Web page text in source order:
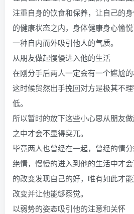
注重自身的饮食和保养，让自己的
的健康状态之内，身体健康身心愉
一种自内而外吸引他人的气质。
从朋友做起慢慢进入他的生活
在刚分手后两人一定会有一个尴尬的
这时候贸然出手挽回对方是极其不
低。
所以暂时的放下这些小心思从朋友
之中才会不显得突兀。
毕竟两人也曾经在一起，曾经的情
绝情，慢慢的进入到他的生活中才
的改变发现自己的好，唯有如此才
改变并让他能够察觉。
以弱势的姿态吸引他的注意和关怀